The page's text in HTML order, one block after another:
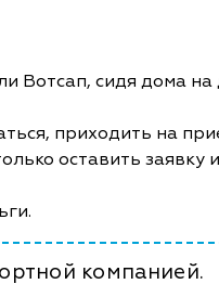
Вотсап, сидя дома
приходить на
оставить заявку
компанией.